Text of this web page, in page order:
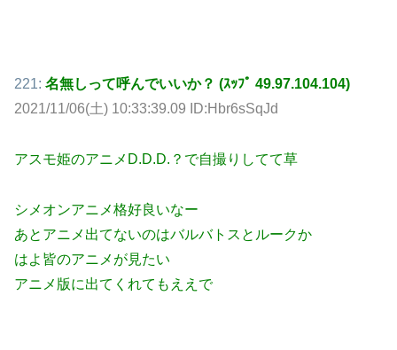
221: 名無しって呼んでいいか？ (ｽｯﾌﾟ 49.97.104.104)
2021/11/06(土) 10:33:39.09 ID:Hbr6sSqJd
アスモ姫のアニメD.D.D.？で自撮りしてて草
シメオンアニメ格好良いなー
あとアニメ出てないのはバルバトスとルークか
はよ皆のアニメが見たい
アニメ版に出てくれてもええで